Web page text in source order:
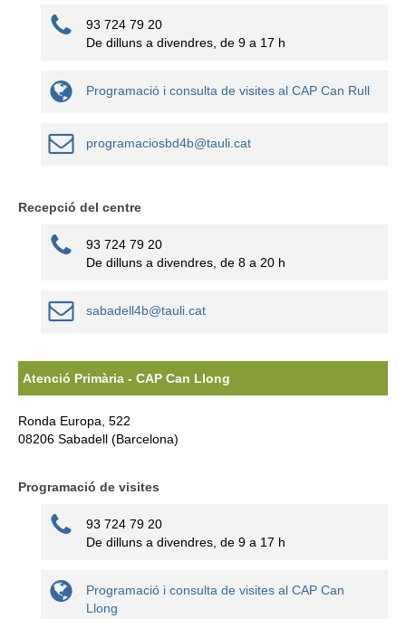
93 724 79 20
De dilluns a divendres, de 9 a 17 h
Programació i consulta de visites al CAP Can Rull
programaciosbd4b@tauli.cat
Recepció del centre
93 724 79 20
De dilluns a divendres, de 8 a 20 h
sabadell4b@tauli.cat
Atenció Primària - CAP Can Llong
Ronda Europa, 522
08206 Sabadell (Barcelona)
Programació de visites
93 724 79 20
De dilluns a divendres, de 9 a 17 h
Programació i consulta de visites al CAP Can
Llong